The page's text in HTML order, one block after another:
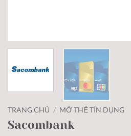
TRANG CHỦ / MỞ THẺ TÍN DỤNG
Sacombank